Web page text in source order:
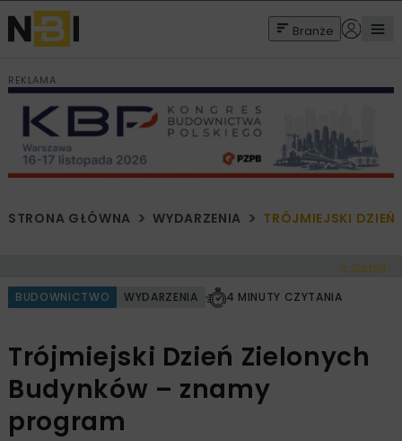
Branże
REKLAMA
STRONA GŁÓWNA WYDARZENIA TRÓJMIEJSKI DZIEŃ
< Cofnij
BUDOWNICTWO WYDARZENIA 4 MINUTY CZYTANIA
Trójmiejski Dzień Zielonych
Budynków – znamy
program